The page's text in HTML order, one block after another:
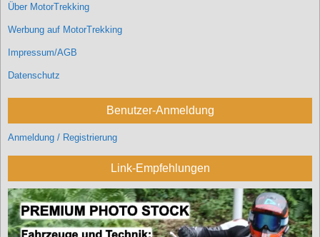
Über MotorTrekking
Werbung auf MotorTrekking
Impressum/AGB
Datenschutz
Benutzer-Anmeldung
Anmeldung / Registrierung
Link-Empfehlungen